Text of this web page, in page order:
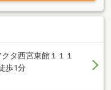
タ西宮東館１１１
歩1分